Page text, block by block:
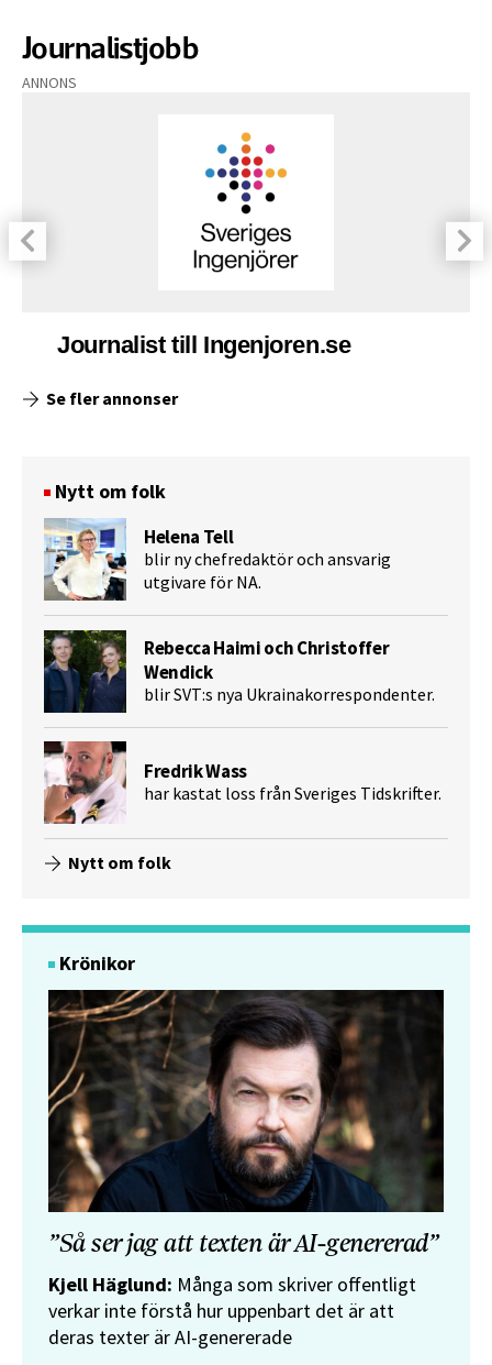
Journalistjobb
ANNONS
Journalist till Ingenjoren.se
Se fler annonser
Nytt om folk
Helena Tell
blir ny chefredaktör och ansvarig
utgivare för NA.
Rebecca Haimi och Christoffer
Wendick
blir SVT:s nya Ukrainakorrespondenter.
Fredrik Wass
har kastat loss från Sveriges Tidskrifter.
Nytt om folk
Krönikor
”Så ser jag att texten är AI-genererad”
Kjell Häglund: Många som skriver offentligt
verkar inte förstå hur uppenbart det är att
deras texter är AI-genererade